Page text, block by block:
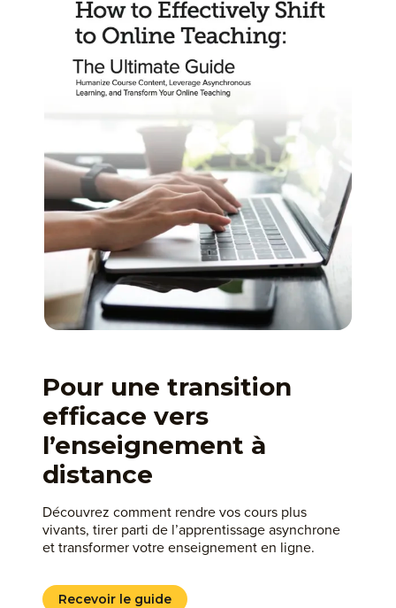
Pour une transition
efficace vers
l’enseignement à
distance
Découvrez comment rendre vos cours plus
vivants, tirer parti de l’apprentissage asynchrone
et transformer votre enseignement en ligne.
Recevoir le guide